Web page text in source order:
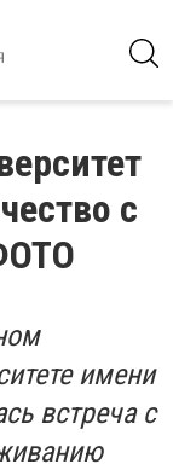
с
имени
встреча с